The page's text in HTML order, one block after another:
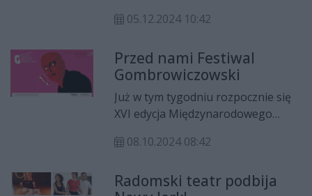
podwodnego świata. Już w
„Małej Syrenki”.
05.12.2024 10:42
Przed nami Festiwal
Gombrowiczowski
Już w tym tygodniu rozpocznie się
XVI edycja Międzynarodowego
scenach Teatru Powszechnego im.
wystąpi 11 zespołów z Polski,
08.10.2024 08:42
Radomski teatr podbija